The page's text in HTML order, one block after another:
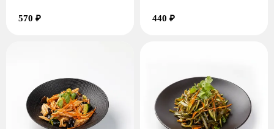
570 ₽ 440 ₽